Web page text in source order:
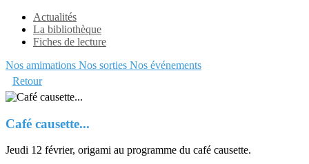
Actualités
La bibliothèque
Fiches de lecture
Nos amimations Nos sorties Nos événements
Retour
Café causette...
Jeudi 12 février, origami au programme du café causette.